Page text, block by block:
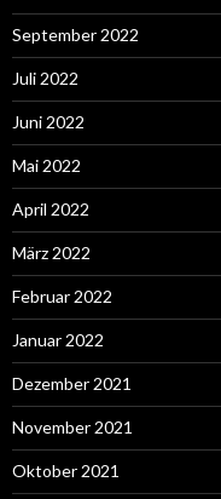
September 2022
Juli 2022
Juni 2022
Mai 2022
April 2022
März 2022
Februar 2022
Januar 2022
Dezember 2021
November 2021
Oktober 2021